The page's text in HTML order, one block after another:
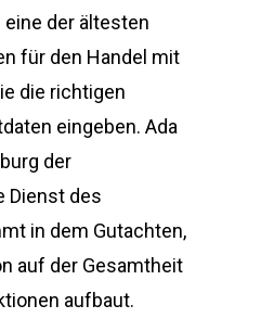
eine der ältesten
für den Handel mit
die richtigen
eingeben. Ada
der
Dienst des
in dem Gutachten,
auf der Gesamtheit
aufbaut.